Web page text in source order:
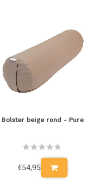
Bolster beige rond - Pure
€54,95